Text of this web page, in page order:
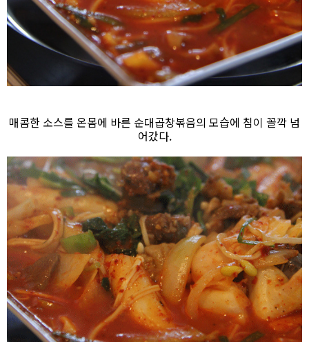
매콤한 소스를 온몸에 바른 순대곱창볶음의 모습에 침이 꼴깍 넘
어갔다.